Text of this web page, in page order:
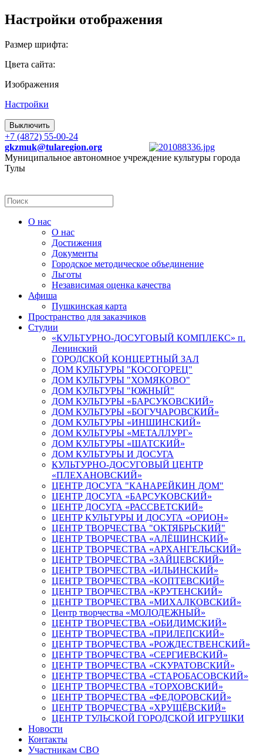
Настройки отображения
Размер шрифта:
Цвета сайта:
Изображения
Настройки
Выключить
+7 (4872) 55-00-24
gkzmuk@tularegion.org
Муниципальное автономное учреждение культуры города
Тулы
О нас
О нас
Достижения
Документы
Городское методическое объединение
Льготы
Независимая оценка качества
Афиша
Пушкинская карта
Пространство для заказчиков
Студии
«КУЛЬТУРНО-ДОСУГОВЫЙ КОМПЛЕКС» п.
Ленинский
ГОРОДСКОЙ КОНЦЕРТНЫЙ ЗАЛ
ДОМ КУЛЬТУРЫ "КОСОГОРЕЦ"
ДОМ КУЛЬТУРЫ "ХОМЯКОВО"
ДОМ КУЛЬТУРЫ "ЮЖНЫЙ"
ДОМ КУЛЬТУРЫ «БАРСУКОВСКИЙ»
ДОМ КУЛЬТУРЫ «БОГУЧАРОВСКИЙ»
ДОМ КУЛЬТУРЫ «ИНШИНСКИЙ»
ДОМ КУЛЬТУРЫ «МЕТАЛЛУРГ»
ДОМ КУЛЬТУРЫ «ШАТСКИЙ»
ДОМ КУЛЬТУРЫ И ДОСУГА
КУЛЬТУРНО-ДОСУГОВЫЙ ЦЕНТР
«ПЛЕХАНОВСКИЙ»
ЦЕНТР ДОСУГА "КАНАРЕЙКИН ДОМ"
ЦЕНТР ДОСУГА «БАРСУКОВСКИЙ»
ЦЕНТР ДОСУГА «РАССВЕТСКИЙ»
ЦЕНТР КУЛЬТУРЫ И ДОСУГА «ОРИОН»
ЦЕНТР ТВОРЧЕСТВА "ОКТЯБРЬСКИЙ"
ЦЕНТР ТВОРЧЕСТВА «АЛЁШИНСКИЙ»
ЦЕНТР ТВОРЧЕСТВА «АРХАНГЕЛЬСКИЙ»
ЦЕНТР ТВОРЧЕСТВА «ЗАЙЦЕВСКИЙ»
ЦЕНТР ТВОРЧЕСТВА «ИЛЬИНСКИЙ»
ЦЕНТР ТВОРЧЕСТВА «КОПТЕВСКИЙ»
ЦЕНТР ТВОРЧЕСТВА «КРУТЕНСКИЙ»
ЦЕНТР ТВОРЧЕСТВА «МИХАЛКОВСКИЙ»
Центр творчества «МОЛОДЕЖНЫЙ»
ЦЕНТР ТВОРЧЕСТВА «ОБИДИМСКИЙ»
ЦЕНТР ТВОРЧЕСТВА «ПРИЛЕПСКИЙ»
ЦЕНТР ТВОРЧЕСТВА «РОЖДЕСТВЕНСКИЙ»
ЦЕНТР ТВОРЧЕСТВА «СЕРГИЕВСКИЙ»
ЦЕНТР ТВОРЧЕСТВА «СКУРАТОВСКИЙ»
ЦЕНТР ТВОРЧЕСТВА «СТАРОБАСОВСКИЙ»
ЦЕНТР ТВОРЧЕСТВА «ТОРХОВСКИЙ»
ЦЕНТР ТВОРЧЕСТВА «ФЕДОРОВСКИЙ»
ЦЕНТР ТВОРЧЕСТВА «ХРУЩЁВСКИЙ»
ЦЕНТР ТУЛЬСКОЙ ГОРОДСКОЙ ИГРУШКИ
Новости
Контакты
Участникам СВО